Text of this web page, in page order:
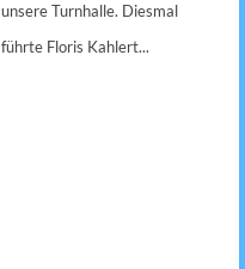
unsere Turnhalle. Diesmal
führte Floris Kahlert...